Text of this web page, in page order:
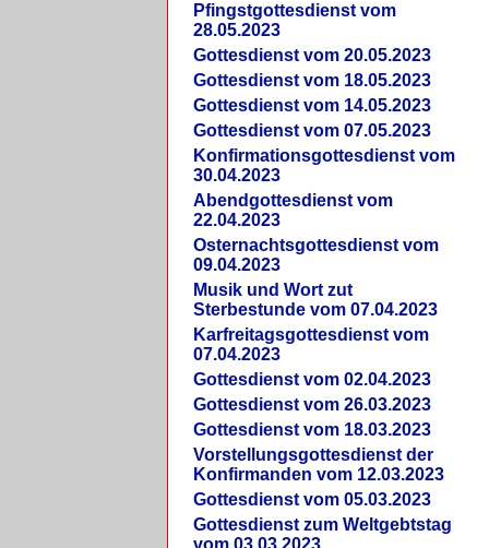
Pfingstgottesdienst vom
28.05.2023
Gottesdienst vom 20.05.2023
Gottesdienst vom 18.05.2023
Gottesdienst vom 14.05.2023
Gottesdienst vom 07.05.2023
Konfirmationsgottesdienst vom
30.04.2023
Abendgottesdienst vom
22.04.2023
Osternachtsgottesdienst vom
09.04.2023
Musik und Wort zut
Sterbestunde vom 07.04.2023
Karfreitagsgottesdienst vom
07.04.2023
Gottesdienst vom 02.04.2023
Gottesdienst vom 26.03.2023
Gottesdienst vom 18.03.2023
Vorstellungsgottesdienst der
Konfirmanden vom 12.03.2023
Gottesdienst vom 05.03.2023
Gottesdienst zum Weltgebtstag